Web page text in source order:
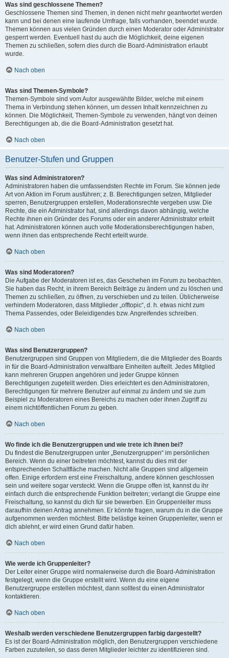
Was sind geschlossene Themen?
Geschlossene Themen sind Themen, in denen nicht mehr geantwortet werden
kann und bei denen eine laufende Umfrage, falls vorhanden, beendet wurde.
Themen können aus vielen Gründen durch einen Moderator oder Administrator
gesperrt werden. Eventuell hast du auch die Möglichkeit, deine eigenen
Themen zu schließen, sofern dies durch die Board-Administration erlaubt
wurde.
Nach oben
Was sind Themen-Symbole?
Themen-Symbole sind vom Autor ausgewählte Bilder, welche mit einem
Thema in Verbindung stehen können, um dessen Inhalt kennzeichnen zu
können. Die Möglichkeit, Themen-Symbole zu verwenden, hängt von deinen
Berechtigungen ab, die die Board-Administration gesetzt hat.
Nach oben
Benutzer-Stufen und Gruppen
Was sind Administratoren?
Administratoren haben die umfassendsten Rechte im Forum. Sie können jede
Art von Aktion im Forum ausführen; z. B. Berechtigungen setzen, Mitglieder
sperren, Benutzergruppen erstellen, Moderationsrechte vergeben usw. Die
Rechte, die ein Administrator hat, sind allerdings davon abhängig, welche
Rechte ihnen ein Gründer des Forums oder ein anderer Administrator erteilt
hat. Administratoren können auch volle Moderationsberechtigungen haben,
wenn ihnen das entsprechende Recht erteilt wurde.
Nach oben
Was sind Moderatoren?
Die Aufgabe der Moderatoren ist es, das Geschehen im Forum zu beobachten.
Sie haben das Recht, in ihrem Bereich Beiträge zu ändern und zu löschen und
Themen zu schließen, zu öffnen, zu verschieben und zu teilen. Üblicherweise
verhindern Moderatoren, dass Mitglieder „offtopic“, d. h. etwas nicht zum
Thema Passendes, oder Beleidigendes bzw. Angreifendes schreiben.
Nach oben
Was sind Benutzergruppen?
Benutzergruppen sind Gruppen von Mitgliedern, die die Mitglieder des Boards
in für die Board-Administration verwaltbare Einheiten aufteilt. Jedes Mitglied
kann mehreren Gruppen angehören und jeder Gruppe können
Berechtigungen zugeteilt werden. Dies erleichtert es den Administratoren,
Berechtigungen für mehrere Benutzer auf einmal zu ändern und sie zum
Beispiel zu Moderatoren eines Bereichs zu machen oder ihnen Zugriff zu
einem nichtöffentlichen Forum zu geben.
Nach oben
Wo finde ich die Benutzergruppen und wie trete ich ihnen bei?
Du findest die Benutzergruppen unter „Benutzergruppen“ im persönlichen
Bereich. Wenn du einer beitreten möchtest, kannst du dies mit der
entsprechenden Schaltfläche machen. Nicht alle Gruppen sind allgemein
offen. Einige erfordern erst eine Freischaltung, andere können geschlossen
sein und weitere sogar versteckt. Wenn die Gruppe offen ist, kannst du ihr
einfach durch die entsprechende Funktion beitreten; verlangt die Gruppe eine
Freischaltung, so kannst du dich für sie bewerben. Ein Gruppenleiter muss
daraufhin deinen Antrag annehmen. Er könnte fragen, warum du in die Gruppe
aufgenommen werden möchtest. Bitte belästige keinen Gruppenleiter, wenn er
dich ablehnt, er wird einen Grund dafür haben.
Nach oben
Wie werde ich Gruppenleiter?
Der Leiter einer Gruppe wird normalerweise durch die Board-Administration
festgelegt, wenn die Gruppe erstellt wird. Wenn du eine eigene
Benutzergruppe erstellen möchtest, dann solltest du einen Administrator
kontaktieren.
Nach oben
Weshalb werden verschiedene Benutzergruppen farbig dargestellt?
Es ist der Board-Administration möglich, den Benutzergruppen verschiedene
Farben zuzuteilen, so dass deren Mitglieder leichter zu identifizieren sind.